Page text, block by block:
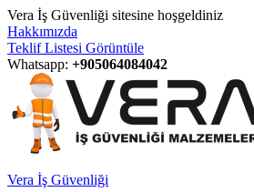
Vera İş Güvenliği sitesine hoşgeldiniz
Hakkımızda
Teklif Listesi Görüntüle
Whatsapp: +905064084042
Vera İş Güvenliği